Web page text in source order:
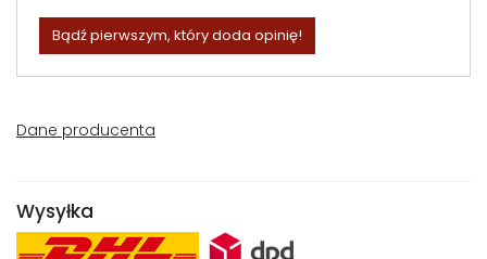
Bądź pierwszym, który doda opinię!
Dane producenta
Wysyłka